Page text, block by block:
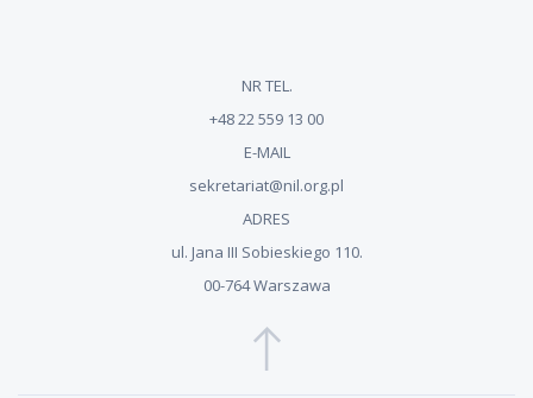
NR TEL.
+48 22 559 13 00
E-MAIL
sekretariat@nil.org.pl
ADRES
ul. Jana III Sobieskiego 110.
00-764 Warszawa